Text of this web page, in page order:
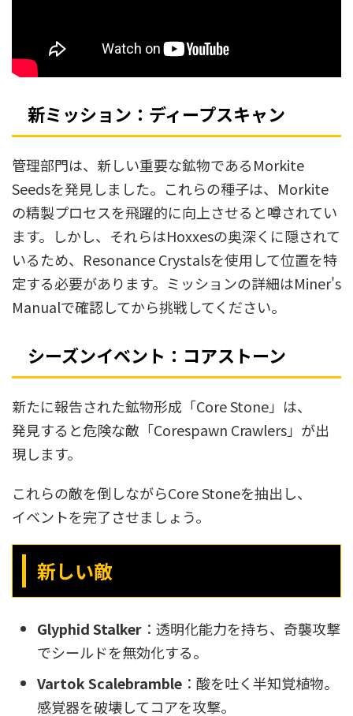
新ミッション：ディープスキャン
管理部門は、新しい重要な鉱物であるMorkite
Seedsを発見しました。これらの種子は、Morkite
の精製プロセスを飛躍的に向上させると噂されてい
ます。しかし、それらはHoxxesの奥深くに隠されて
いるため、Resonance Crystalsを使用して位置を特
定する必要があります。ミッションの詳細はMiner's
Manualで確認してから挑戦してください。
シーズンイベント：コアストーン
新たに報告された鉱物形成「Core Stone」は、
発見すると危険な敵「Corespawn Crawlers」が出
現します。
これらの敵を倒しながらCore Stoneを抽出し、
イベントを完了させましょう。
新しい敵
Glyphid Stalker ：透明化能力を持ち、奇襲攻撃
でシールドを無効化する。
Vartok Scalebramble ：酸を吐く半知覚植物。
感覚器を破壊してコアを攻撃。